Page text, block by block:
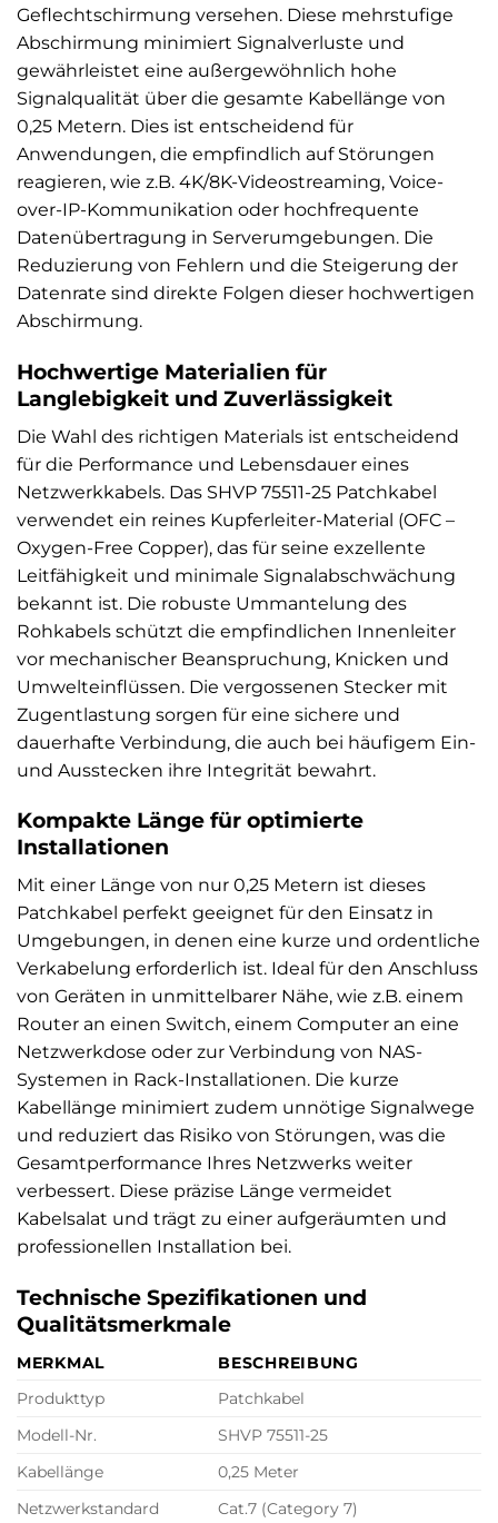
Geflechtschirmung versehen. Diese mehrstufige
Abschirmung minimiert Signalverluste und
gewährleistet eine außergewöhnlich hohe
Signalqualität über die gesamte Kabellänge von
0,25 Metern. Dies ist entscheidend für
Anwendungen, die empfindlich auf Störungen
reagieren, wie z.B. 4K/8K-Videostreaming, Voice-
over-IP-Kommunikation oder hochfrequente
Datenübertragung in Serverumgebungen. Die
Reduzierung von Fehlern und die Steigerung der
Datenrate sind direkte Folgen dieser hochwertigen
Abschirmung.
Hochwertige Materialien für
Langlebigkeit und Zuverlässigkeit
Die Wahl des richtigen Materials ist entscheidend
für die Performance und Lebensdauer eines
Netzwerkkabels. Das SHVP 75511-25 Patchkabel
verwendet ein reines Kupferleiter-Material (OFC –
Oxygen-Free Copper), das für seine exzellente
Leitfähigkeit und minimale Signalabschwächung
bekannt ist. Die robuste Ummantelung des
Rohkabels schützt die empfindlichen Innenleiter
vor mechanischer Beanspruchung, Knicken und
Umwelteinflüssen. Die vergossenen Stecker mit
Zugentlastung sorgen für eine sichere und
dauerhafte Verbindung, die auch bei häufigem Ein-
und Ausstecken ihre Integrität bewahrt.
Kompakte Länge für optimierte
Installationen
Mit einer Länge von nur 0,25 Metern ist dieses
Patchkabel perfekt geeignet für den Einsatz in
Umgebungen, in denen eine kurze und ordentliche
Verkabelung erforderlich ist. Ideal für den Anschluss
von Geräten in unmittelbarer Nähe, wie z.B. einem
Router an einen Switch, einem Computer an eine
Netzwerkdose oder zur Verbindung von NAS-
Systemen in Rack-Installationen. Die kurze
Kabellänge minimiert zudem unnötige Signalwege
und reduziert das Risiko von Störungen, was die
Gesamtperformance Ihres Netzwerks weiter
verbessert. Diese präzise Länge vermeidet
Kabelsalat und trägt zu einer aufgeräumten und
professionellen Installation bei.
Technische Spezifikationen und
Qualitätsmerkmale
MERKMAL
BESCHREIBUNG
Produkttyp
Patchkabel
Modell-Nr.
SHVP 75511-25
Kabellänge
0,25 Meter
Netzwerkstandard
Cat.7 (Category 7)